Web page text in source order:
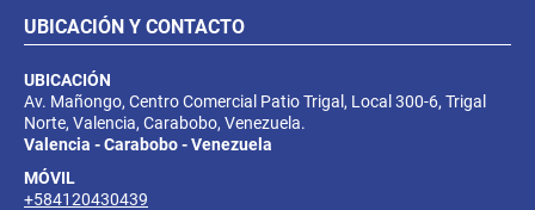
UBICACIÓN Y CONTACTO
UBICACIÓN
Av. Mañongo, Centro Comercial Patio Trigal, Local 300-6, Trigal
Norte, Valencia, Carabobo, Venezuela.
Valencia - Carabobo - Venezuela
MÓVIL
+584120430439